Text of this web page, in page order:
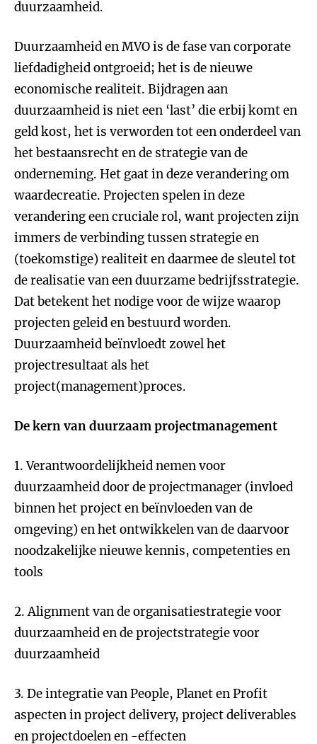
duurzaamheid.
Duurzaamheid en MVO is de fase van corporate
liefdadigheid ontgroeid; het is de nieuwe
economische realiteit. Bijdragen aan
duurzaamheid is niet een ‘last’ die erbij komt en
geld kost, het is verworden tot een onderdeel van
het bestaansrecht en de strategie van de
onderneming. Het gaat in deze verandering om
waardecreatie. Projecten spelen in deze
verandering een cruciale rol, want projecten zijn
immers de verbinding tussen strategie en
(toekomstige) realiteit en daarmee de sleutel tot
de realisatie van een duurzame bedrijfsstrategie.
Dat betekent het nodige voor de wijze waarop
projecten geleid en bestuurd worden.
Duurzaamheid beïnvloedt zowel het
projectresultaat als het
project(management)proces.
De kern van duurzaam projectmanagement
1. Verantwoordelijkheid nemen voor
duurzaamheid door de projectmanager (invloed
binnen het project en beïnvloeden van de
omgeving) en het ontwikkelen van de daarvoor
noodzakelijke nieuwe kennis, competenties en
tools
2. Alignment van de organisatiestrategie voor
duurzaamheid en de projectstrategie voor
duurzaamheid
3. De integratie van People, Planet en Profit
aspecten in project delivery, project deliverables
en projectdoelen en -effecten